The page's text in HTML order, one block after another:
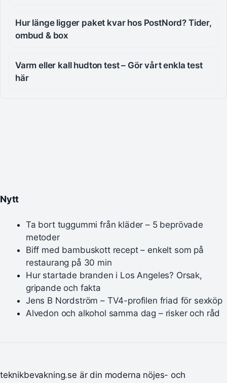
Hur länge ligger paket kvar hos PostNord? Tider,
ombud & box
Varm eller kall hudton test – Gör vårt enkla test
här
Nytt
Ta bort tuggummi från kläder – 5 beprövade
metoder
Biff med bambuskott recept – enkelt som på
restaurang på 30 min
Hur startade branden i Los Angeles? Orsak,
gripande och fakta
Jens B Nordström – TV4-profilen friad för sexköp
Alvedon och alkohol samma dag – risker och råd
teknikbevakning.se är din moderna nöjes- och